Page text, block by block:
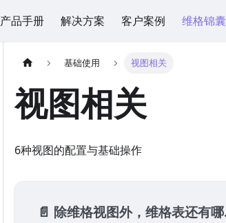
产品手册 解决方案 客户案例 维格锦囊
基础使用 视图相关
视图相关
6种视图的配置与基础操作
📄️ 除维格视图外，维格表还有哪些视图方式？